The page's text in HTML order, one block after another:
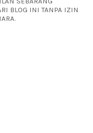
BLOG INI TANPA IZIN